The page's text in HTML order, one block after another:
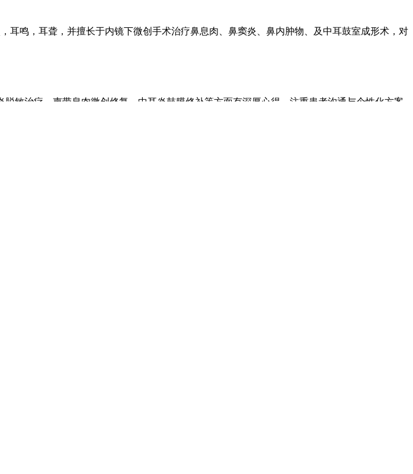
鸣，耳聋，并擅长于内镜下微创手术治疗鼻息肉、鼻窦炎、鼻内肿物、及中耳鼓室成形术，对
敏治疗、声带息肉微创修复、中耳炎鼓膜修补等方面有深厚心得，注重患者沟通与个性化方案